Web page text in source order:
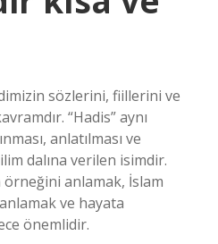
sözlerini, fiillerini ve
“Hadis” aynı
anlatılması ve
dalına verilen isimdir.
anlamak, İslam
ve hayata
önemlidir.